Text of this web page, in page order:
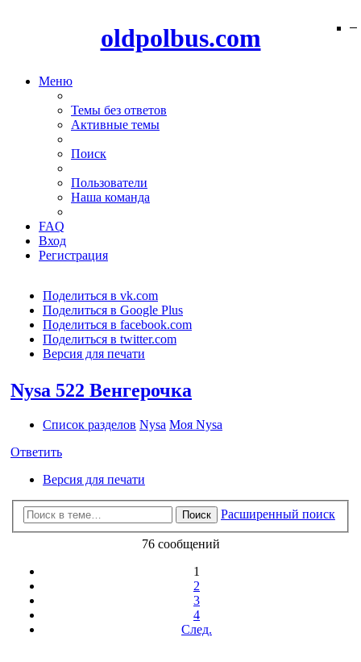
oldpolbus.com
Меню
Темы без ответов
Активные темы
Поиск
Пользователи
Наша команда
FAQ
Вход
Регистрация
Поделиться в vk.com
Поделиться в Google Plus
Поделиться в facebook.com
Поделиться в twitter.com
Версия для печати
Nysa 522 Венгерочка
Список разделов Nysa Моя Nysa
Ответить
Версия для печати
Поиск Расширенный поиск
76 сообщений
1
2
3
4
След.
−
−
−
−
−
−
−
−
−
−
−
−
−
−
−
−
−
−
−
−